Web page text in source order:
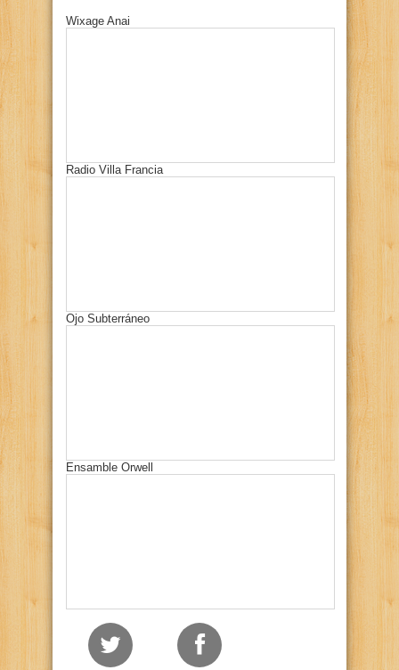
Wixage Anai
Radio Villa Francia
Ojo Subterráneo
Ensamble Orwell